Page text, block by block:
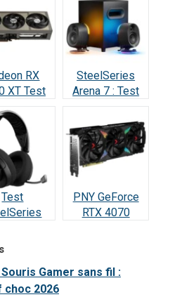
RX
XT Test
carte
€ ?
SteelSeries
Arena 7 : Test
Vraiment
incroyable ?
Test
: Le
prix de
?
PNY GeForce
RTX 4070
Gamer sans fil :
choc 2026